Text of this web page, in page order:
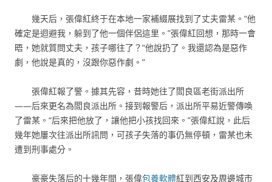
幾天后，張偉紅終于在本地一家補綴展找到了丈夫雷某。“他
確定是迴避我，躲到了他一個伴侶這里。”張偉紅回想，那時一會
晤，她就質問丈夫，孩子哪往了？“他說扔了。我還認為是惡作
劇，他說是真的，沒跟你惡作劇。”
張偉紅報了警。據其先容，昔時她往了閻良區老街派出所
——后來更名為閻良派出所。接到報警后，派出所平易近警傳喚
了雷某。“后來把他放了，讓他把小孩找回來。”張偉紅說，此后
幾年她屢次往派出所訊問，可孩子失落的事仍無停頓，雷某也未
遭到刑事處分。
豪豪失落后的十幾年間，張偉包養軟體紅到西安及周邊城市